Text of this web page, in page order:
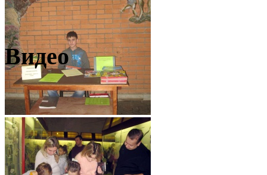
Видео